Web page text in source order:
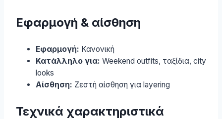
Εφαρμογή & αίσθηση
Εφαρμογή: Κανονική
Κατάλληλο για: Weekend outfits, ταξίδια, city
looks
Αίσθηση: Ζεστή αίσθηση για layering
Τεχνικά χαρακτηριστικά